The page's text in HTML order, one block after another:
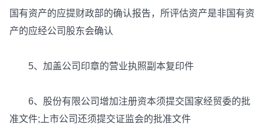
国有资产的应提财政部的确认报告，所评估资产是非国有资
产的应经公司股东会确认
5、加盖公司印章的营业执照副本复印件
6、股份有限公司增加注册资本须提交国家经贸委的批
准文件;上市公司还须提交证监会的批准文件